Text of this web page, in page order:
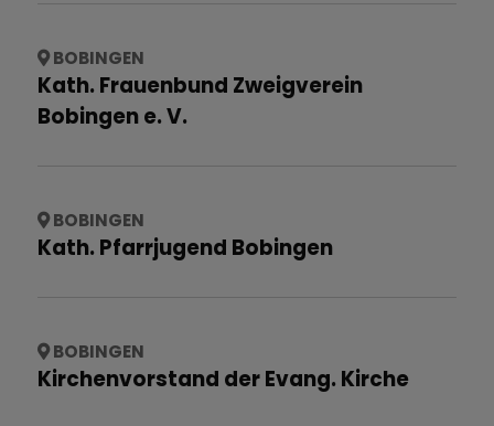
BOBINGEN
Kath. Frauenbund Zweigverein
Bobingen e. V.
BOBINGEN
Kath. Pfarrjugend Bobingen
BOBINGEN
Kirchenvorstand der Evang. Kirche